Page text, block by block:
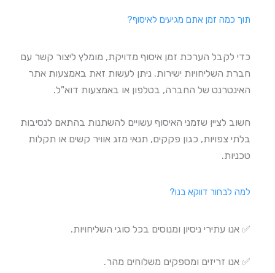
תוך כמה זמן אתם מגיעים לאיסוף?
כדי לקבל הערכת זמן איסוף מדויקת, מומלץ ליצור קשר עם
חברת השליחויות ישירות. ניתן לעשות זאת באמצעות אתר
האינטרנט של החברה, בטלפון או באמצעות דוא"ל.
חשוב לציין שזמני האיסוף עשויים להשתנות בהתאם לנסיבות
בלתי צפויות, כגון פקקים, תנאי מזג אוויר קשים או תקלות
טכניות.
למה לבחור דווקא בנו?
✅ אנו עתירי ניסיון ומנוסים בכל סוגי השליחויות.
✅ אנו זריזים ומספקים משלוחים מהר.